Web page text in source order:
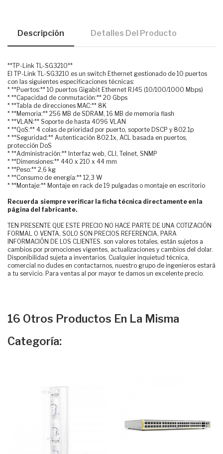
Descripción Detalles Del Producto
**TP-Link TL-SG3210**
El TP-Link TL-SG3210 es un switch Ethernet gestionado de 10 puertos
con las siguientes especificaciones técnicas:
* **Puertos:** 10 puertos Gigabit Ethernet RJ45 (10/100/1000 Mbps)
* **Capacidad de conmutación:** 20 Gbps
* **Tabla de direcciones MAC:** 8K
* **Memoria:** 256 MB de SDRAM, 16 MB de memoria flash
* **VLAN:** Soporte de hasta 4096 VLAN
* **QoS:** 4 colas de prioridad por puerto, soporte DSCP y 802.1p
* **Seguridad:** Autenticación 802.1x, ACL basada en puertos,
protección DoS
* **Administración:** Interfaz web, CLI, Telnet, SNMP
* **Dimensiones:** 440 x 210 x 44 mm
* **Peso:** 2,6 kg
* **Consumo de energía:** 12,3 W
* **Montaje:** Montaje en rack de 19 pulgadas o montaje en escritorio
Recuerda siempre verificar la ficha técnica directamente en la
página del fabricante.
TEN PRESENTE QUE ESTE PRECIO NO HACE PARTE DE UNA COTIZACIÓN
FORMAL O VENTA, SOLO SON PRECIOS REFERENCIA, PARA
INFORMACIÓN DE LOS CLIENTES. son valores totales, están sujetos a
cambios por promociones vigentes, actualizaciones y cambios del dolar.
Disponibilidad sujeta a inventarios. Cualquier inquietud técnica,
comercial no dudes en contactarnos, nuestro grupo de ingenieros estará
a tu servicio. Para ventas al por mayor te damos un excelente precio.
16 Otros Productos En La Misma
Categoría: